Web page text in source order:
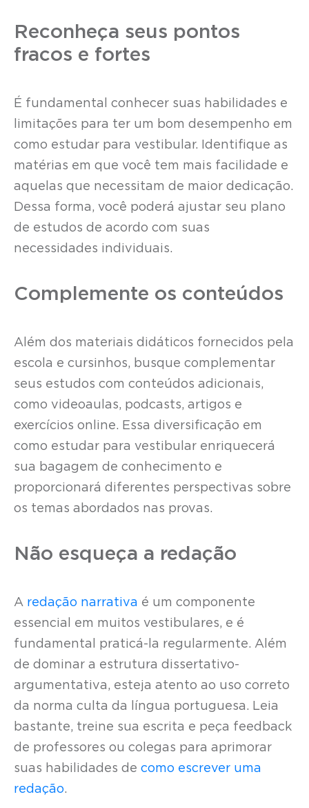
Reconheça seus pontos
fracos e fortes
É fundamental conhecer suas habilidades e
limitações para ter um bom desempenho em
como estudar para vestibular. Identifique as
matérias em que você tem mais facilidade e
aquelas que necessitam de maior dedicação.
Dessa forma, você poderá ajustar seu plano
de estudos de acordo com suas
necessidades individuais.
Complemente os conteúdos
Além dos materiais didáticos fornecidos pela
escola e cursinhos, busque complementar
seus estudos com conteúdos adicionais,
como videoaulas, podcasts, artigos e
exercícios online. Essa diversificação em
como estudar para vestibular enriquecerá
sua bagagem de conhecimento e
proporcionará diferentes perspectivas sobre
os temas abordados nas provas.
Não esqueça a redação
A redação narrativa é um componente
essencial em muitos vestibulares, e é
fundamental praticá-la regularmente. Além
de dominar a estrutura dissertativo-
argumentativa, esteja atento ao uso correto
da norma culta da língua portuguesa. Leia
bastante, treine sua escrita e peça feedback
de professores ou colegas para aprimorar
suas habilidades de como escrever uma
redação.